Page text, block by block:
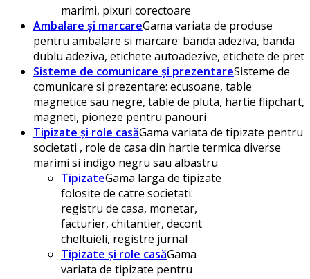
marimi, pixuri corectoare
Ambalare și marcareGama variata de produse
pentru ambalare si marcare: banda adeziva, banda
dublu adeziva, etichete autoadezive, etichete de pret
Sisteme de comunicare și prezentareSisteme de
comunicare si prezentare: ecusoane, table
magnetice sau negre, table de pluta, hartie flipchart,
magneti, pioneze pentru panouri
Tipizate și role casăGama variata de tipizate pentru
societati , role de casa din hartie termica diverse
marimi si indigo negru sau albastru
TipizateGama larga de tipizate
folosite de catre societati:
registru de casa, monetar,
facturier, chitantier, decont
cheltuieli, registre jurnal
Tipizate și role casăGama
variata de tipizate pentru